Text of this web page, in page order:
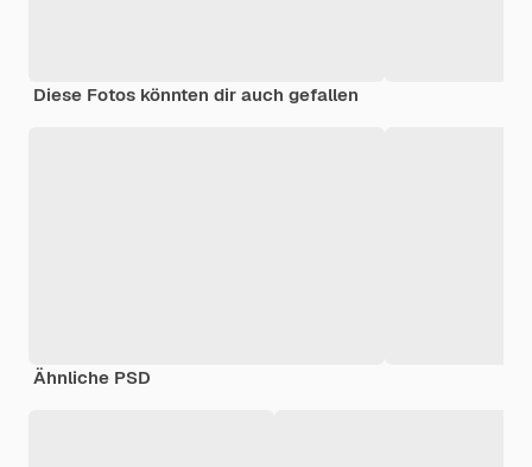
Diese Fotos könnten dir auch gefallen
Ähnliche PSD